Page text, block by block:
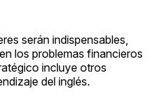
serán indispensables,
los problemas financieros
incluye otros
del inglés.